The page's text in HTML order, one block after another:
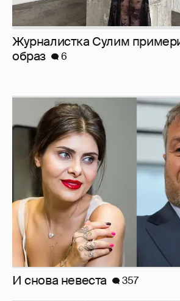
Журналистка Сулим
образ
6
И снова невеста 357